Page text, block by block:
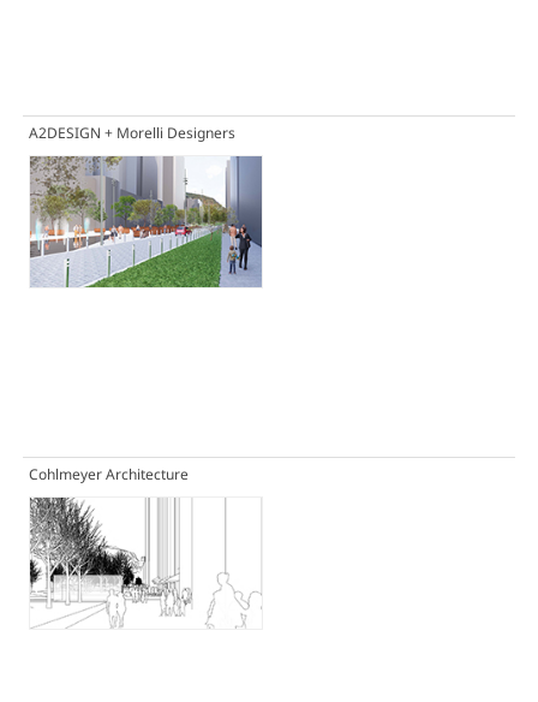
A2DESIGN + Morelli Designers
Cohlmeyer Architecture